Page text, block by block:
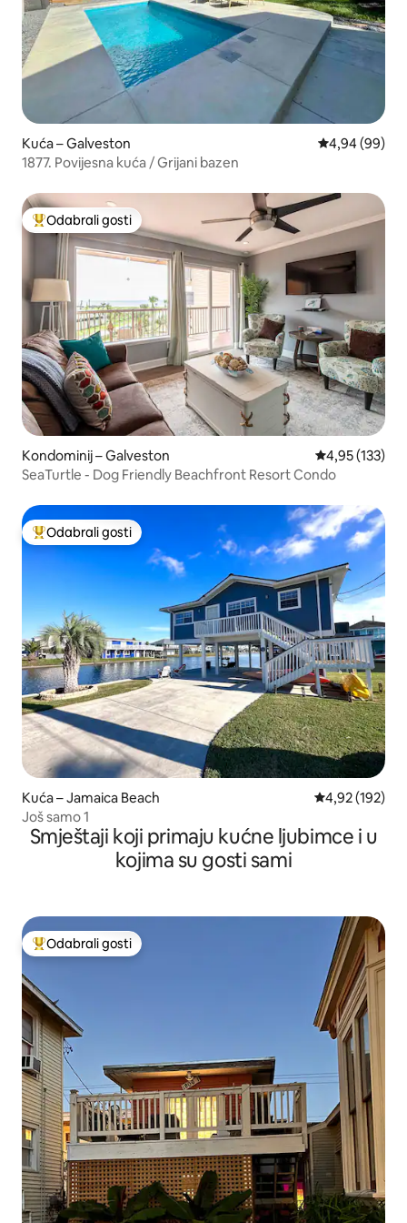
Kuća – Galveston Prosječna
4,94 (99)
1877. Povijesna kuća / Grijani bazen
Među najviše rangiranima s oznakom „Odabrali gosti”
Odabrali gosti
Kondominij – Galveston Prosječna
4,95 (133)
SeaTurtle - Dog Friendly Beachfront Resort Condo
Među najviše rangiranima s oznakom „Odabrali gosti”
Odabrali gosti
Kuća – Jamaica Beach Prosječna
4,92 (192)
Još samo 1
Smještaji koji primaju kućne ljubimce i u
kojima su gosti sami
Među najviše rangiranima s oznakom „Odabrali gosti”
Odabrali gosti